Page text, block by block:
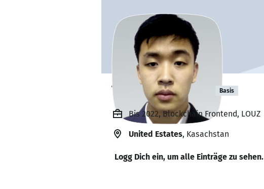
Thomas Kimura Basis
Bis 2022, Blockchain Frontend, LOUZ
United Estates, Kasachstan
Logg Dich ein, um alle Einträge zu sehen.